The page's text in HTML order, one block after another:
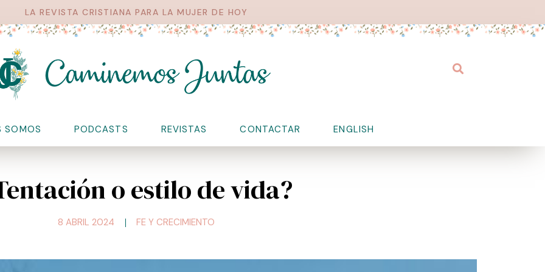
LA REVISTA CRISTIANA PARA LA MUJER DE HOY
Buscar
SOMOS PODCASTS REVISTAS CONTACTAR ENGLISH
o estilo de vida?
8 ABRIL 2024 FE Y CRECIMIENTO